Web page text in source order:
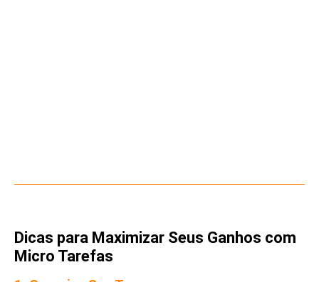
Dicas para Maximizar Seus Ganhos com
Micro Tarefas